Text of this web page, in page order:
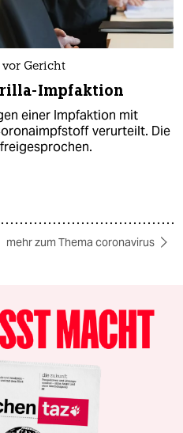
Gericht
Impfaktion
einer Impfaktion mit
verurteilt. Die
mehr zum Thema coronavirus